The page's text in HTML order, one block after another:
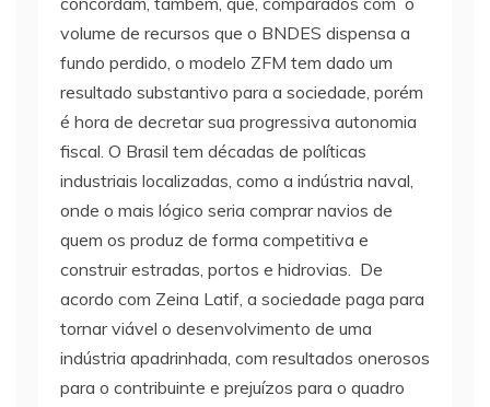
volume de recursos que o BNDES dispensa a
fundo perdido, o modelo ZFM tem dado um
resultado substantivo para a sociedade, porém
é hora de decretar sua progressiva autonomia
fiscal. O Brasil tem décadas de políticas
industriais localizadas, como a indústria naval,
onde o mais lógico seria comprar navios de
quem os produz de forma competitiva e
construir estradas, portos e hidrovias. De
acordo com Zeina Latif, a sociedade paga para
tornar viável o desenvolvimento de uma
indústria apadrinhada, com resultados onerosos
para o contribuinte e prejuízos para o quadro